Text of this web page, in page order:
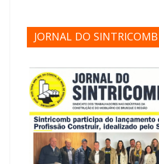
JORNAL DO SINTRICOMB